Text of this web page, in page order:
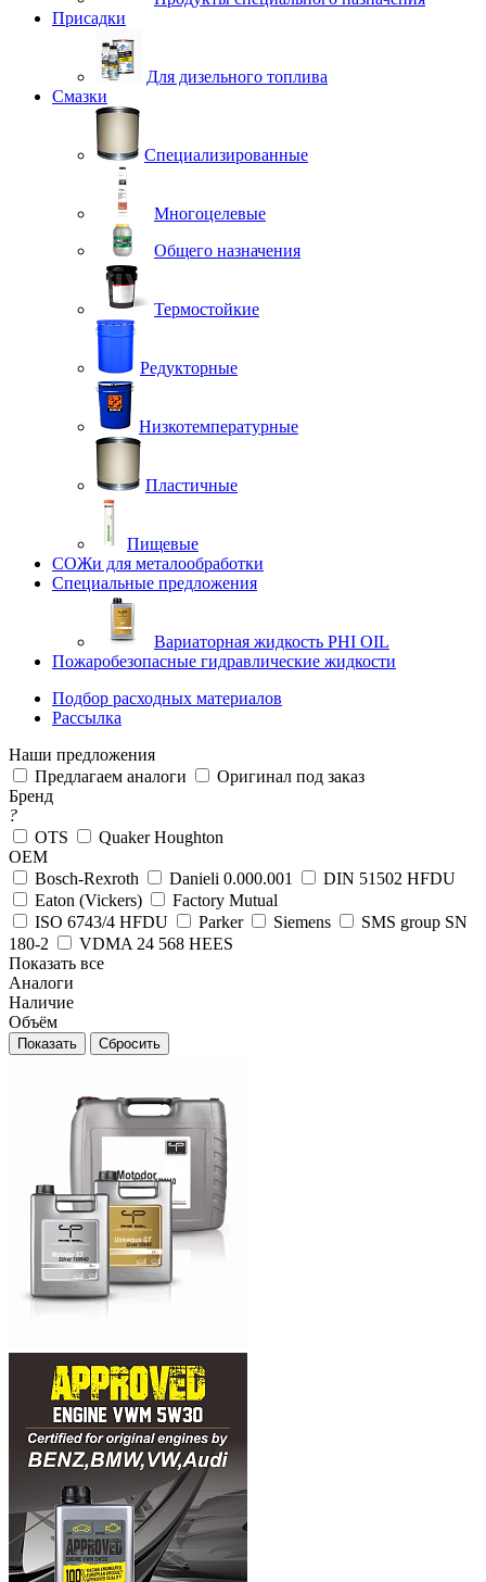
Присадки
Для дизельного топлива
Смазки
Специализированные
Многоцелевые
Общего назначения
Термостойкие
Редукторные
Низкотемпературные
Пластичные
Пищевые
СОЖи для металообработки
Специальные предложения
Вариаторная жидкость PHI OIL
Пожаробезопасные гидравлические жидкости
Подбор расходных материалов
Рассылка
Наши предложения
Предлагаем аналоги
Оригинал под заказ
Бренд
?
OTS
Quaker Houghton
OEM
Bosch-Rexroth
Danieli 0.000.001
DIN 51502 HFDU
Eaton (Vickers)
Factory Mutual
ISO 6743/4 HFDU
Parker Siemens
SMS group SN
180-2
VDMA 24 568 HEES
Показать все
Аналоги
Наличие
Объём
Сбросить